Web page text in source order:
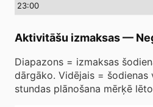
23:00
Aktivitāšu izmaksas—
Diapazons = izmaksas
dārgāko. Vidējais = šodienas
stundas plānošana mērķē